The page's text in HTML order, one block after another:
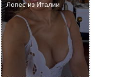
Лопес из Италии